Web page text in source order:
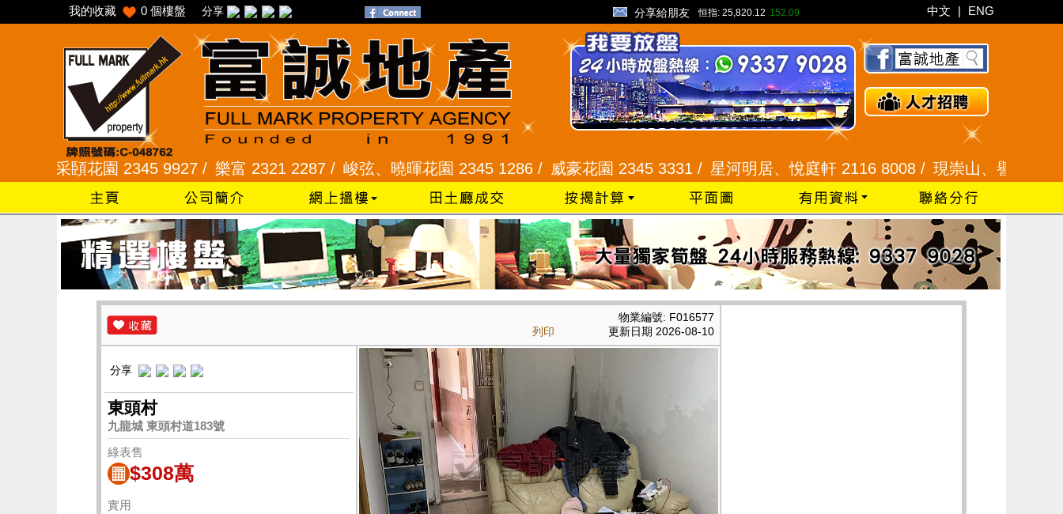
我的收藏 0 個樓盤 分享 分享給朋友 恒指: 25,820.12 152.09 中文 | ENG
采頣花園 2345 9927 /樂富 2321 2287 /峻弦、曉暉花園 2345 1286 /威豪花園 2345 3331 /星河明居、悅庭軒 2116 8008 /現崇山、譽港灣 2345
列印
物業編號: F016577
更新日期 2026-08-10
分享
東頭村
九龍城 東頭村道183號
綠表售
$308萬
實用